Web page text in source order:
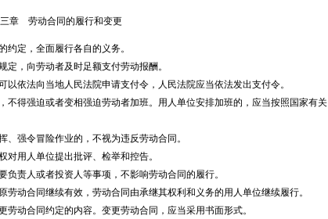
章 劳动合同的履行和变更
定，全面履行各自的义务。
，向劳动者及时足额支付劳动报酬。
依法向当地人民法院申请支付令，人民法院应当依法发出支付令。
得强迫或者变相强迫劳动者加班。用人单位安排加班的，应当按照国家有关
强令冒险作业的，不视为违反劳动合同。
用人单位提出批评、检举和控告。
责人或者投资人等事项，不影响劳动合同的履行。
动合同继续有效，劳动合同由承继其权利和义务的用人单位继续履行。
动合同约定的内容。变更劳动合同，应当采用书面形式。